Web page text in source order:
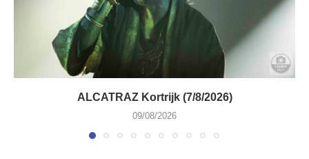
ALCATRAZ Kortrijk (7/8/2026)
09/08/2026